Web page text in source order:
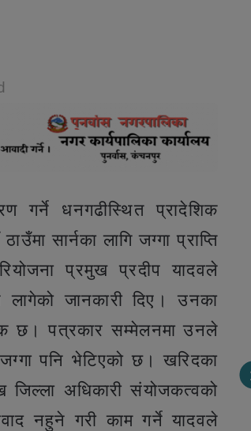
गर्ने धनगढीस्थित प्रादेशिक
सार्नका लागि जग्गा प्राप्ति
प्रमुख प्रदीप यादवले
लागेको जानकारी दिए। उनका
छ। पत्रकार सम्मेलनमा उनले
जग्गा पनि भेटिएको छ। खरिदका
अधिकारी संयोजकत्वको
नहुने गरी काम गर्ने यादवले